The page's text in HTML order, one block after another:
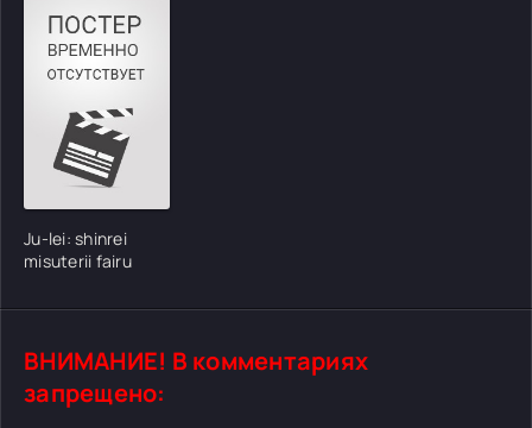
Ju-lei: shinrei
misuterii fairu
ВНИМАНИЕ! В комментариях
запрещено: